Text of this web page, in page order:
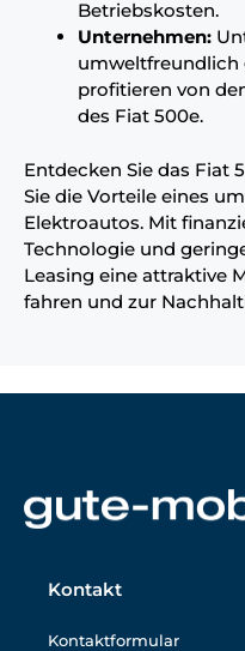
Betriebskosten.
Unternehmen:
umweltfreundlich
profitieren von
des Fiat 500e.
Entdecken Sie das Fiat
Sie die Vorteile eines
Elektroautos. Mit
Technologie und
Leasing eine attraktive
fahren und zur
Kontakt
Kontaktformular